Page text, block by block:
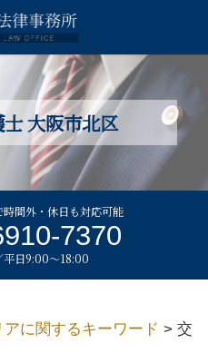
大阪市北区
間外・休日も対応可能
7370
平日9:00～18:00
アに関するキーワード > 交